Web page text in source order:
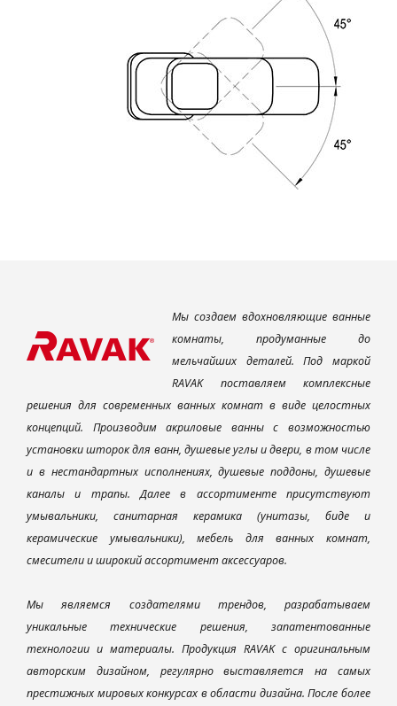
Мы создаем вдохновляющие ванные
комнаты, продуманные до
мельчайших деталей. Под маркой
RAVAK поставляем комплексные
решения для современных ванных комнат в виде целостных
концепций. Производим акриловые ванны с возможностью
установки шторок для ванн, душевые углы и двери, в том числе
и в нестандартных исполнениях, душевые поддоны, душевые
каналы и трапы. Далее в ассортименте присутствуют
умывальники, санитарная керамика (унитазы, биде и
керамические умывальники), мебель для ванных комнат,
смесители и широкий ассортимент аксессуаров.
Мы являемся создателями трендов, разрабатываем
уникальные технические решения, запатентованные
технологии и материалы. Продукция RAVAK с оригинальным
авторским дизайном, регулярно выставляется на самых
престижных мировых конкурсах в области дизайна. После более